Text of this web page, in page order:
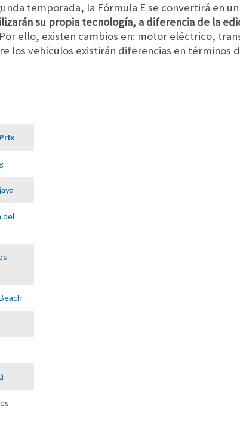
temporada, la Fórmula E se convertirá en
su propia tecnología, a diferencia de la
ello, existen cambios en: motor eléctrico,
los vehículos existirán diferencias en términos
del